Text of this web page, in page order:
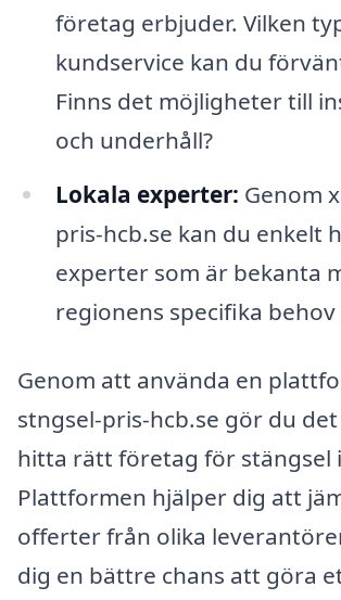
företag erbjuder. Vilken
kundservice kan du
Finns det möjligheter till
och underhåll?
Lokala experter: Genom
pris-hcb.se kan du enkelt
experter som är bekanta
regionens specifika behov
Genom att använda en
stngsel-pris-hcb.se gör du
hitta rätt företag för stängsel
Plattformen hjälper dig att
offerter från olika
dig en bättre chans att göra